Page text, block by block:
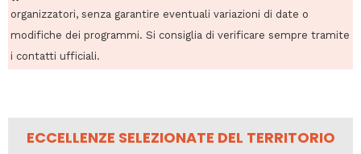
organizzatori, senza garantire eventuali variazioni di date o
modifiche dei programmi. Si consiglia di verificare sempre tramite
i contatti ufficiali.
ECCELLENZE SELEZIONATE DEL TERRITORIO